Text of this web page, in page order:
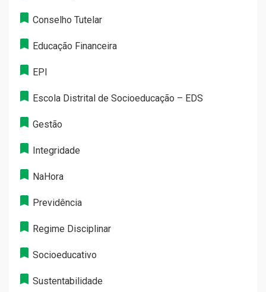
Conselho Tutelar
Educação Financeira
EPI
Escola Distrital de Socioeducação – EDS
Gestão
Integridade
NaHora
Previdência
Regime Disciplinar
Socioeducativo
Sustentabilidade